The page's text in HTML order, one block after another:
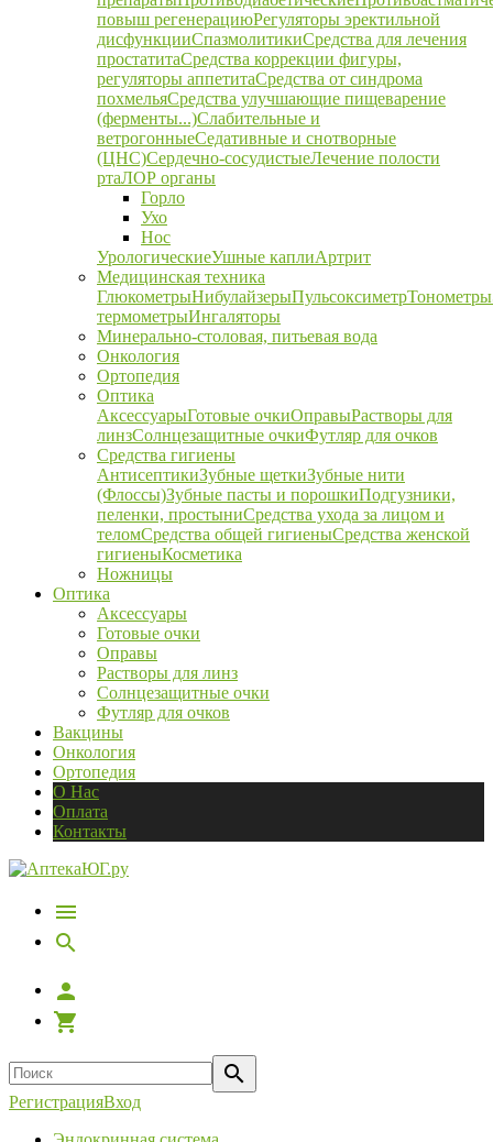
повыш регенерациюРегуляторы эректильной
дисфункцииСпазмолитикиСредства для лечения
простатитаСредства коррекции фигуры,
регуляторы аппетитаСредства от синдрома
похмельяСредства улучшающие пищеварение
(ферменты...)Слабительные и
ветрогонныеСедативные и снотворные
(ЦНС)Сердечно-сосудистыеЛечение полости
ртаЛОР органы
Горло
Ухо
Нос
УрологическиеУшные каплиАртрит
Медицинская техника
ГлюкометрыНибулайзерыПульсоксиметрТонометры
термометрыИнгаляторы
Минерально-столовая, питьевая вода
Онкология
Ортопедия
Оптика
АксессуарыГотовые очкиОправыРастворы для
линзСолнцезащитные очкиФутляр для очков
Средства гигиены
АнтисептикиЗубные щеткиЗубные нити
(Флоссы)Зубные пасты и порошкиПодгузники,
пеленки, простыниСредства ухода за лицом и
теломСредства общей гигиеныСредства женской
гигиеныКосметика
Ножницы
Оптика
Аксессуары
Готовые очки
Оправы
Растворы для линз
Солнцезащитные очки
Футляр для очков
Вакцины
Онкология
Ортопедия
О Нас
Оплата
Контакты
РегистрацияВход